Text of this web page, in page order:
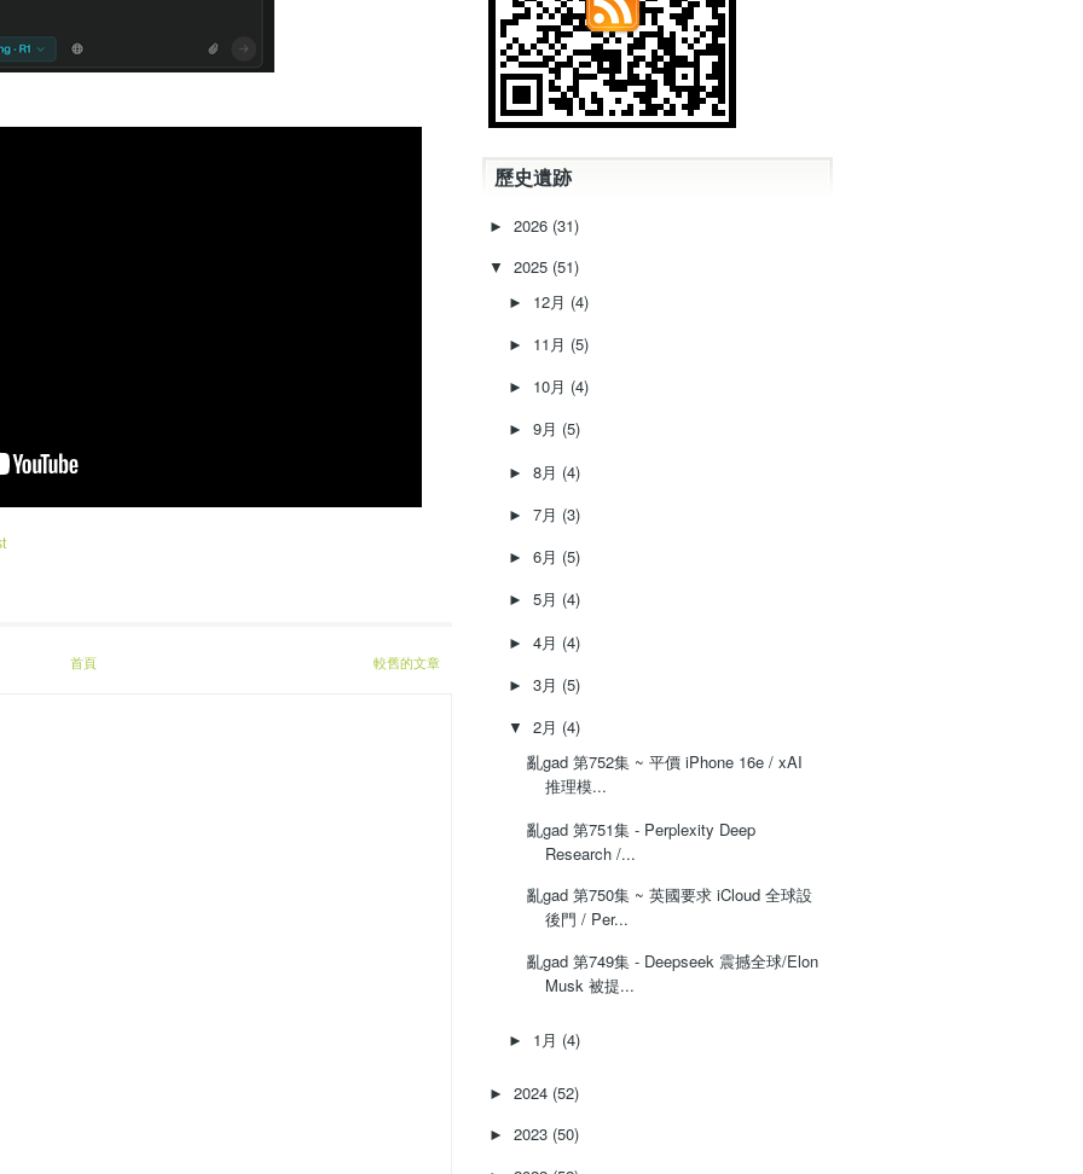
o
u
較舊的文章
首頁
歷史遺跡
► 2026 (31)
▼ 2025 (51)
► 12月 (4)
► 11月 (5)
► 10月 (4)
► 9月 (5)
► 8月 (4)
► 7月 (3)
► 6月 (5)
► 5月 (4)
► 4月 (4)
► 3月 (5)
▼ 2月 (4)
亂‌‌‌gad‌‌‌ ‌‌‌‌‌第‌‌‌752集 ~ 平價 iPhone 16e / xAI
推理模...
亂‌‌‌gad‌‌‌ ‌‌‌‌‌第751集 - Perplexity Deep
Research /...
亂‌‌‌gad‌‌‌ ‌‌‌‌‌第‌‌‌750集 ~ 英國要求 iCloud 全球設
後門 / Per...
亂‌‌‌gad‌‌‌ ‌‌‌‌‌第749集 - Deepseek 震撼全球/Elon
Musk 被提...
► 1月 (4)
► 2024 (52)
► 2023 (50)